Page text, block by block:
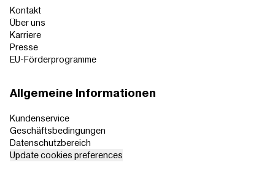
Kontakt
Über uns
Karriere
Presse
EU-Förderprogramme
Allgemeine Informationen
Kundenservice
Geschäftsbedingungen
Datenschutzbereich
Update cookies preferences